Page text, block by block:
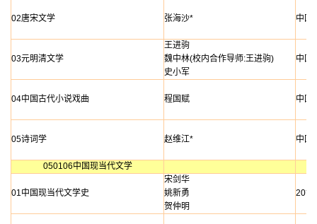
02唐宋文学 张海沙* 中国
03元明清文学
王进驹
中国
魏中林(校内合作导师:王进驹)
史小军
04中国古代小说戏曲 程国赋 中国
05诗词学 赵维江* 中国
050106中国现当代文学
01中国现当代文学史
宋剑华
20世
姚新勇
贺仲明